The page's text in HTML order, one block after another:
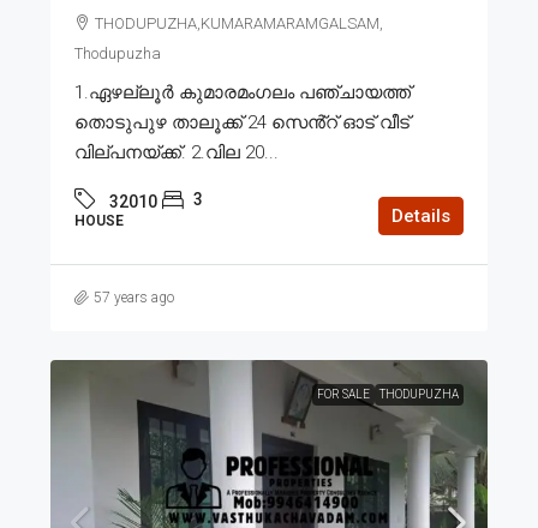
THODUPUZHA,KUMARAMARAMGALSAM,
Thodupuzha
1.ഏഴല്ലൂർ കുമാരമംഗലം പഞ്ചായത്ത്
തൊടുപുഴ താലൂക്ക് 24 സെൻ്റ് ഓട് വീട്
വില്പനയ്ക്ക്. 2.വില 20...
32010 3
HOUSE Details
57 years ago
FOR SALE THODUPUZHA